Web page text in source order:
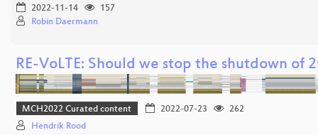
2022-11-14
157
Robin Daermann
RE-VoLTE: Should we stop the shutdown of
MCH2022 Curated content 2022-07-23
262
Hendrik Rood